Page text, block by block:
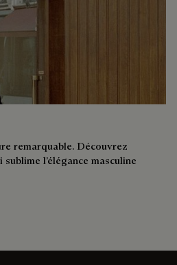
remarquable. Découvrez
l’élégance masculine